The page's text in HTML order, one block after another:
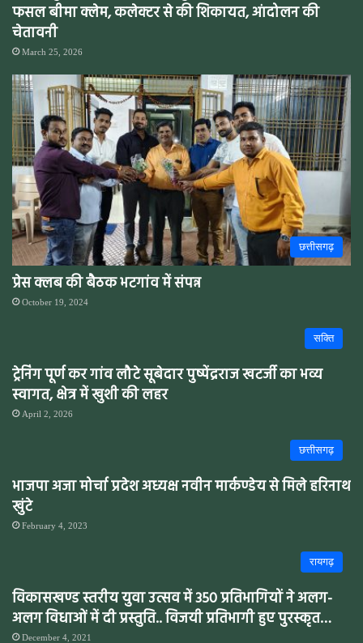
फसल बीमा क्लेम, कलेक्टर से की शिकायत, आंदोलन की
चेतावनी
March 25, 2026
छत्तीसगढ़
प्रेस क्लब की बैठक भटगांव में संपन्न
October 19, 2024
सक्ति
ट्रेनिंग पूर्ण कर गांव लौटे सूबेदार पुष्पेंद्रराज खटर्जी का भव्य
स्वागत, क्षेत्र में खुशी की लहर
April 2, 2026
छत्तीसगढ़
भाजपा अजा मोर्चा प्रदेश अध्यक्ष नवीन मार्कण्डेय से मिले हरिनाथ
खुंटे
February 4, 2023
रायगढ़
विकासखण्ड स्तरीय युवा उत्सव में 350 प्रतिभागियों ने अलग-
अलग विधाओं में दी प्रस्तुति.. विजयी प्रतिभागी हुए पुरस्कृत…
December 4, 2021